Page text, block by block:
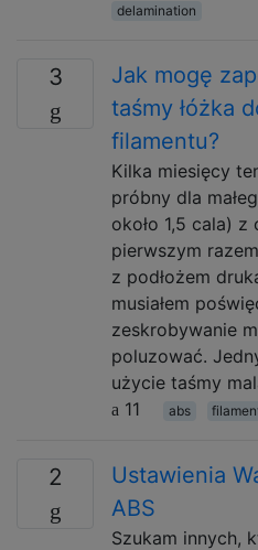
delamination
3
Jak mogę
taśmy łóżka
filamentu?
Kilka miesięcy
próbny dla
około 1,5 cala)
pierwszym
z podłożem
musiałem
zeskrobywanie
poluzować.
użycie taśmy
11
abs
2
Ustawienia
ABS
Szukam innych,